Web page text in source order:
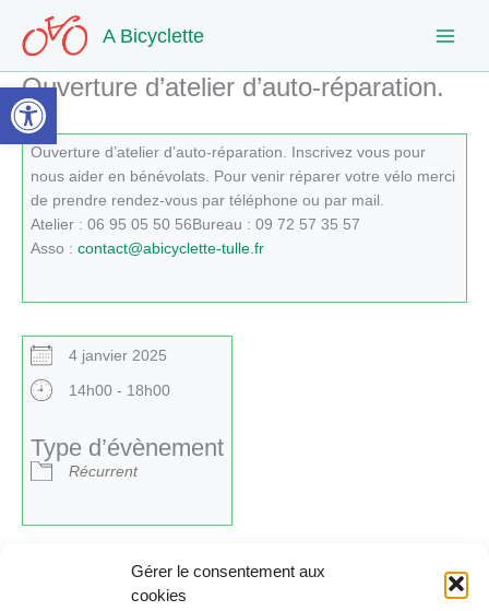
Ouvrir la barre d’outils
Gérer le consentement aux
cookies
contenu
A Bicyclette
Ouverture d’atelier d’auto-réparation.
Ouverture d’atelier d’auto-réparation. Inscrivez vous pour
nous aider en bénévolats. Pour venir réparer votre vélo merci
de prendre rendez-vous par téléphone ou par mail.
Atelier : 06 95 05 50 56Bureau : 09 72 57 35 57
Asso : contact@abicyclette-tulle.fr
4 janvier 2025
14h00 - 18h00
Type d’évènement
Récurrent